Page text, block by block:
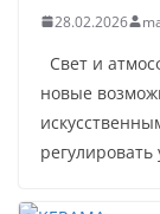
28.02.2026
Свет и
новые
регулировать